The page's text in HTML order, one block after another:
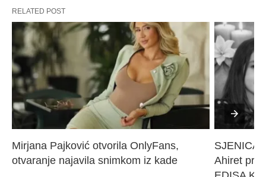
RELATED POST
Mirjana Pajković otvorila OnlyFans,
otvaranje najavila snimkom iz kade
SJENICA
Ahiret